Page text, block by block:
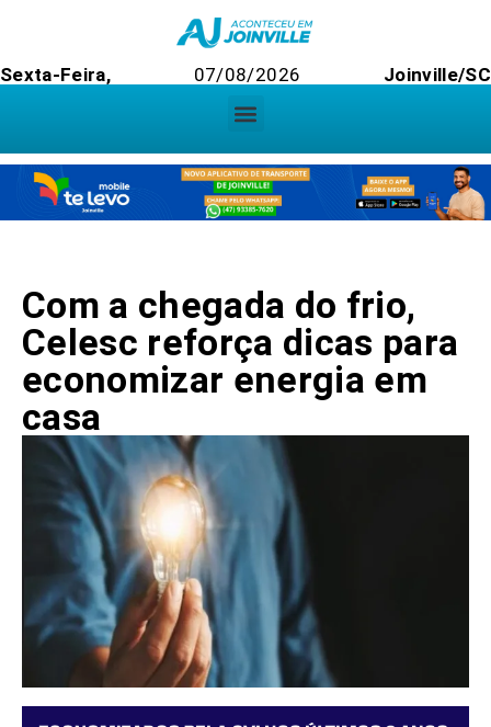
Sexta-Feira, 07/08/2026 Joinville/SC
Com a chegada do frio,
Celesc reforça dicas para
economizar energia em
casa